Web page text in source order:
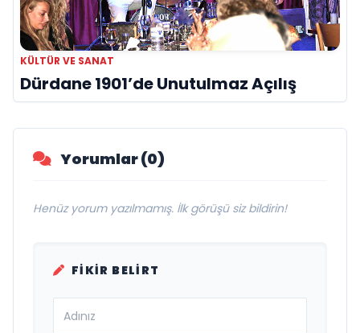
KÜLTÜR VE SANAT
Dürdane 1901’de Unutulmaz Açılış
Yorumlar (0)
Henüz yorum yazılmamış. İlk görüşü siz bildirin!
FIKIR BELIRT